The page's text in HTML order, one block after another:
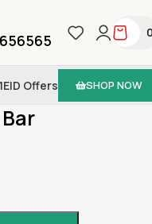
EID Offers SHOP NOW